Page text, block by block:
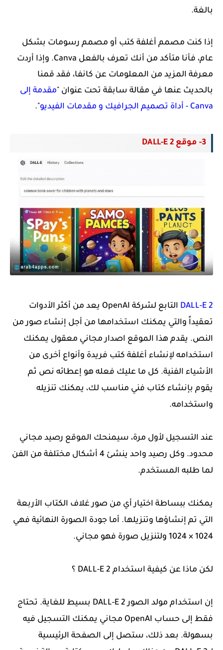
بالغة.
إذا كنت مصمم أغلفة كتب أو مصمم رسومات بشكل
عام، فأنا متأكد من أنك تعرف بالفعل Canva. وإذا أردت
معرفة المزيد من المعلومات عن كانفا، فقد قمنا
بالحديث عنها في مقالة سابقة تحت عنوان "مقدمة إلى
Canva - أداة تصميم الجرافيك و مقدمات الفيديو
".
3- موقع DALL-E 2
DALL-E 2
التابع لشركة OpenAI يعد من أكثر الأدوات
تعقيداً والتي يمكنك استخدامها من أجل إنشاء صور من
النص. يقدم هذا الموقع اصدار مجاني معقول يمكنك
استخدامه لإنشاء أغلفة كتب فريدة وأنواع أخرى من
الأشياء الفنية. كل ما عليك فعله هو إعطائه نص ثم
يقوم بإنشاء كتاب فني مناسب لك، يمكنك تنزيله
واستخدامه.
عند التسجيل لأول مرة، سيمنحك الموقع رصيد مجاني
محدود. وكل رصيد واحد ينشئ 4 أشكال مختلفة من الفن
لما طلبه المستخدم.
يمكنك ببساطة اختيار أي من صور غلاف الكتاب الأربعة
التي تم إنشاؤها وتنزيلها. أما جودة الصورة النهائية فهي
1024 × 1024 ولتنزيل صورة فهو مجاني.
لكن ماذا عن كيفية استخدام DALL-E 2 ؟
إن استخدام مولد الصور DALL-E 2 بسيط للغاية. تحتاج
فقط إلى حساب OpenAI مجاني يمكنك التسجيل فيه
بسهولة. بعد ذلك، ستصل إلى الصفحة الرئيسية